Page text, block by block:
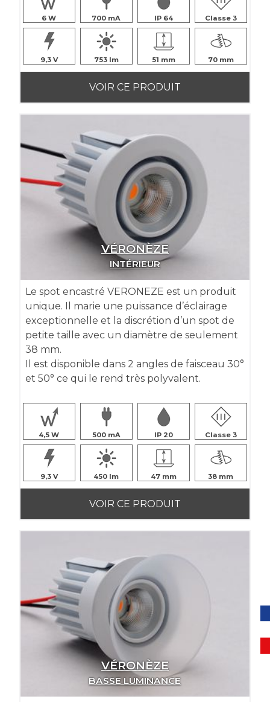
6 700 IP 64 Classe 3
9,3 753 51 70
VOIR CE PRODUIT
VÉRONÈZE
INTÉRIEUR
Le spot encastré VERONEZE est un produit
unique. Il marie une puissance d’éclairage
exceptionnelle et la discrétion d’un spot de
petite taille avec un diamètre de seulement
38 mm.
Il est disponible dans 2 angles de faisceau 30°
et 50° ce qui le rend très polyvalent.
4,5 500 IP 20 Classe 3
9,3 450 47 38
VOIR CE PRODUIT
VÉRONÈZE
BASSE LUMINANCE